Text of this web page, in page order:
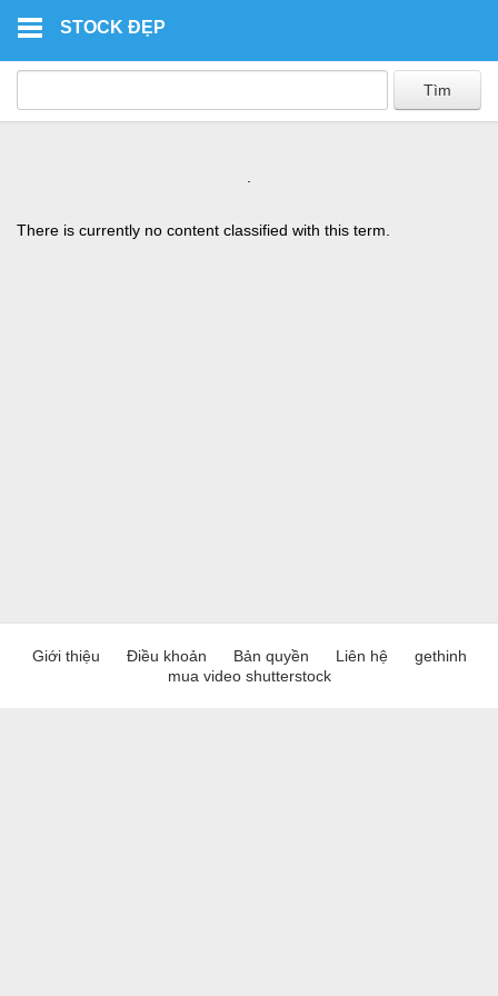
STOCK ĐẸP
There is currently no content classified with this term.
Giới thiệu Điều khoản Bản quyền Liên hệ
gethinh
mua video shutterstock